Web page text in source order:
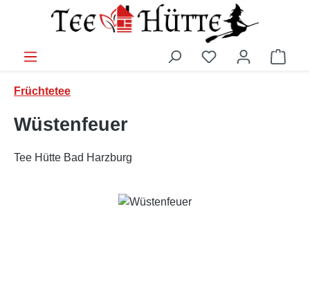
Zum Hauptinhalt springen
Früchtetee
Wüstenfeuer
Tee Hütte Bad Harzburg
Bildergalerie überspringen